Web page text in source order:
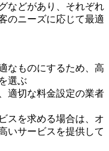
などがあり、それぞれ
のニーズに応じて最適
なものにするため、高
選ぶ
適切な料金設定の業者
スを求める場合は、オ
いサービスを提供して